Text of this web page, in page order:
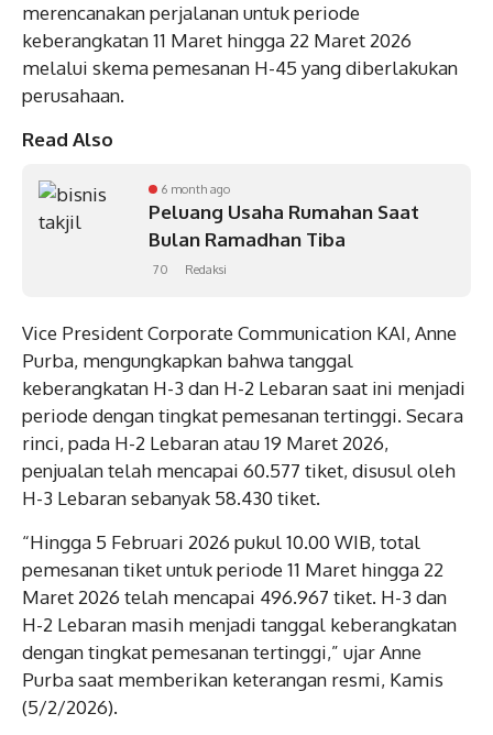
merencanakan perjalanan untuk periode
keberangkatan 11 Maret hingga 22 Maret 2026
melalui skema pemesanan H-45 yang diberlakukan
perusahaan.
Read Also
6 month ago
Peluang Usaha Rumahan Saat
Bulan Ramadhan Tiba
70 Redaksi
Vice President Corporate Communication KAI, Anne
Purba, mengungkapkan bahwa tanggal
keberangkatan H-3 dan H-2 Lebaran saat ini menjadi
periode dengan tingkat pemesanan tertinggi. Secara
rinci, pada H-2 Lebaran atau 19 Maret 2026,
penjualan telah mencapai 60.577 tiket, disusul oleh
H-3 Lebaran sebanyak 58.430 tiket.
“Hingga 5 Februari 2026 pukul 10.00 WIB, total
pemesanan tiket untuk periode 11 Maret hingga 22
Maret 2026 telah mencapai 496.967 tiket. H-3 dan
H-2 Lebaran masih menjadi tanggal keberangkatan
dengan tingkat pemesanan tertinggi,” ujar Anne
Purba saat memberikan keterangan resmi, Kamis
(5/2/2026).